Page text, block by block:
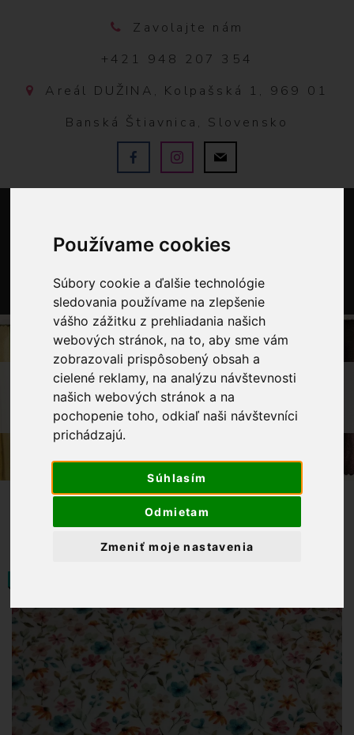
Používame cookies
Súbory cookie a ďalšie technológie
sledovania používame na zlepšenie
vášho zážitku z prehliadania našich
webových stránok, na to, aby sme vám
zobrazovali prispôsobený obsah a
cielené reklamy, na analýzu návštevnosti
našich webových stránok a na
pochopenie toho, odkiaľ naši návštevníci
prichádzajú.
Súhlasím
Odmietam
Zmeniť moje nastavenia
Zavolajte nám
+421 948 207 354
Areál DUŽINA, Kolpašská 1, 969 01
Banská Štiavnica, Slovensko
0
OBCHOD
LÁTKY METRÁŽ
MUŠELÍN / DVOJITÁ GÁZOVINA-
KVIETKOVANÁ